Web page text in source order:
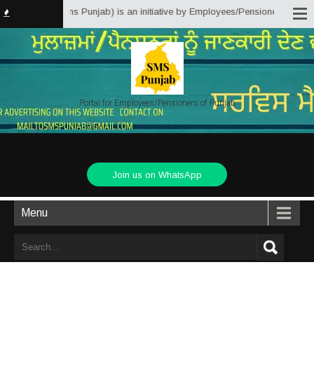
Matter Solutions Punjab) is an initiative by Employees/Pensioners of
Portal for Employees/Pensioners of Punjab
Join us on WhatsApp
Menu